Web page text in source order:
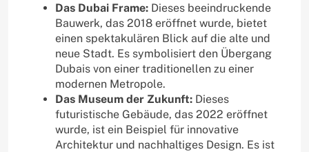
Das Dubai Frame: Dieses beeindruckende
Bauwerk, das 2018 eröffnet wurde, bietet
einen spektakulären Blick auf die alte und
neue Stadt. Es symbolisiert den Übergang
Dubais von einer traditionellen zu einer
modernen Metropole.
Das Museum der Zukunft: Dieses
futuristische Gebäude, das 2022 eröffnet
wurde, ist ein Beispiel für innovative
Architektur und nachhaltiges Design. Es ist